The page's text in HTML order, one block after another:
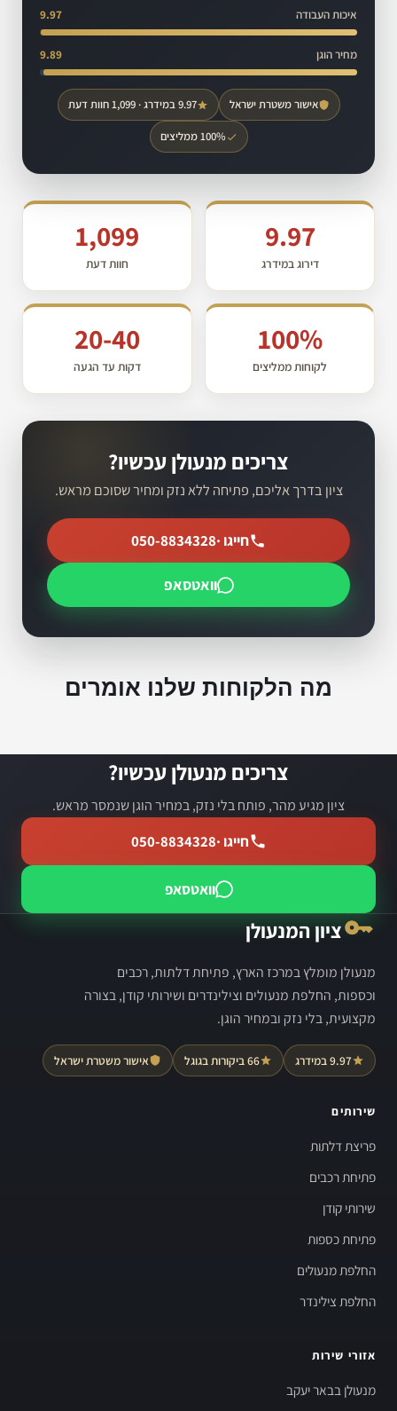
איכות העבודה 9.97
מחיר הוגן 9.89
אישור משטרת ישראל 9.97 במידרג · 1,099 חוות דעת
100% ממליצים
9.97
דירוג במידרג
1,099
חוות דעת
100%
לקוחות ממליצים
20-40
דקות עד הגעה
צריכים מנעולן עכשיו?
ציון בדרך אליכם, פתיחה ללא נזק ומחיר שסוכם מראש.
חייגו ·050-8834328
וואטסאפ
מה הלקוחות שלנו אומרים
צריכים מנעולן עכשיו?
ציון מגיע מהר, פותח בלי נזק, במחיר הוגן שנמסר מראש.
חייגו ·050-8834328
וואטסאפ
ציון המנעולן
מנעולן מומלץ במרכז הארץ, פתיחת דלתות, רכבים
וכספות, החלפת מנעולים וצילינדרים ושירותי קודן, בצורה
מקצועית, בלי נזק ובמחיר הוגן.
9.97 במידרג 66 ביקורות בגוגל אישור משטרת ישראל
שירותים
פריצת דלתות
פתיחת רכבים
שירותי קודן
פתיחת כספות
החלפת מנעולים
החלפת צילינדר
אזורי שירות
מנעולן בבאר יעקב